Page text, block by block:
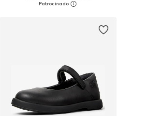
Añadir a la cesta